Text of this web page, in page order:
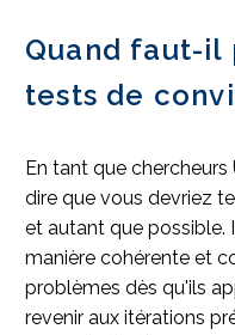
Quand faut-il
tests de
En tant que
dire que vous devriez
et autant que possible.
manière cohérente et
problèmes dès qu'ils
revenir aux itérations